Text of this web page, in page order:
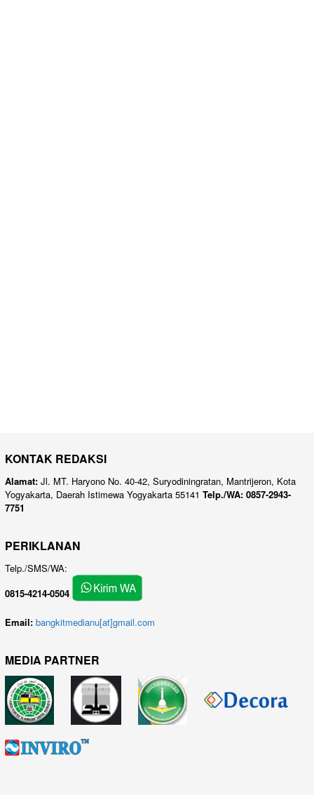
KONTAK REDAKSI
Alamat: Jl. MT. Haryono No. 40-42, Suryodiningratan, Mantrijeron, Kota
Yogyakarta, Daerah Istimewa Yogyakarta 55141 Telp./WA: 0857-2943-
7751
PERIKLANAN
Telp./SMS/WA:
0815-4214-0504
Email: bangkitmedianu[at]gmail.com
MEDIA PARTNER